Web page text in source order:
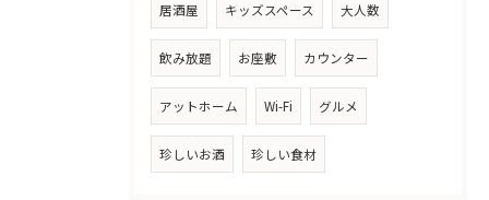
居酒屋 キッズスペース 大人数
飲み放題 お座敷 カウンター
アットホーム Wi-Fi グルメ
珍しいお酒 珍しい食材